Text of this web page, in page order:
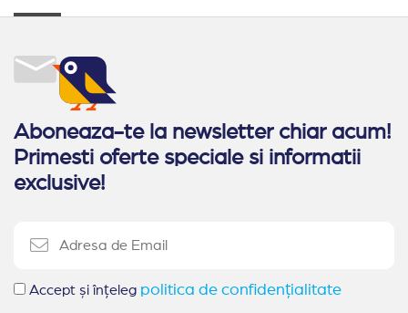
Aboneaza-te la newsletter chiar acum!
Primesti oferte speciale si informatii
exclusive!
Accept și înțeleg politica de confidențialitate